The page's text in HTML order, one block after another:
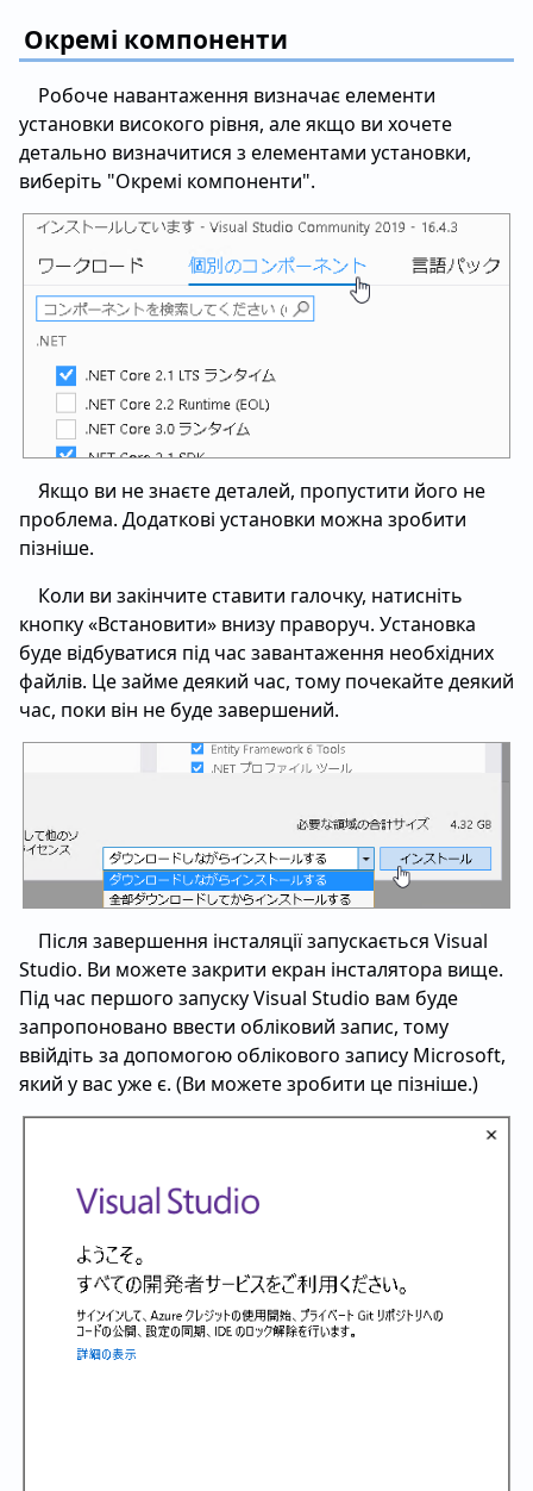
Окремі компоненти
Робоче навантаження визначає елементи
установки високого рівня, але якщо ви хочете
детально визначитися з елементами установки,
виберіть "Окремі компоненти".
Якщо ви не знаєте деталей, пропустити його не
проблема. Додаткові установки можна зробити
пізніше.
Коли ви закінчите ставити галочку, натисніть
кнопку «Встановити» внизу праворуч. Установка
буде відбуватися під час завантаження необхідних
файлів. Це займе деякий час, тому почекайте деякий
час, поки він не буде завершений.
Після завершення інсталяції запускається Visual
Studio. Ви можете закрити екран інсталятора вище.
Під час першого запуску Visual Studio вам буде
запропоновано ввести обліковий запис, тому
ввійдіть за допомогою облікового запису Microsoft,
який у вас уже є. (Ви можете зробити це пізніше.)